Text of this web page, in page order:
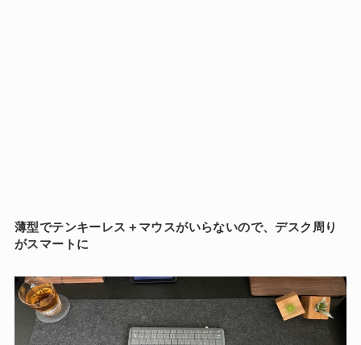
薄型でテンキーレス＋マウスがいらないので、デスク周り
がスマートに